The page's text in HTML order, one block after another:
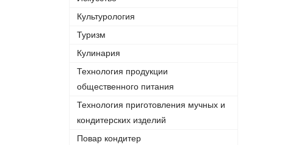
Культурология
Туризм
Кулинария
Технология продукции
общественного питания
Технология приготовления мучных и
кондитерских изделий
Повар кондитер